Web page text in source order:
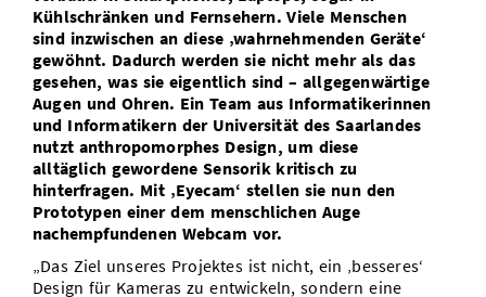
Alumni
Kühlschränken und Fernsehern. Viele Menschen
sind inzwischen an diese ‚wahrnehmenden Geräte‘
gewöhnt. Dadurch werden sie nicht mehr als das
gesehen, was sie eigentlich sind – allgegenwärtige
Augen und Ohren. Ein Team aus Informatikerinnen
und Informatikern der Universität des Saarlandes
nutzt anthropomorphes Design, um diese
alltäglich gewordene Sensorik kritisch zu
hinterfragen. Mit ‚Eyecam‘ stellen sie nun den
Prototypen einer dem menschlichen Auge
nachempfundenen Webcam vor.
„Das Ziel unseres Projektes ist nicht, ein ‚besseres‘
Design für Kameras zu entwickeln, sondern eine